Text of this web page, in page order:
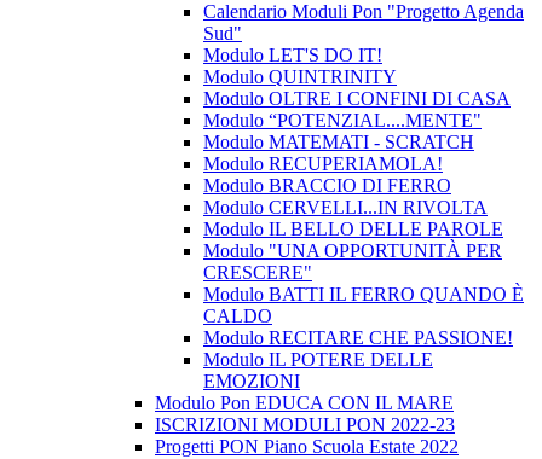
Calendario Moduli Pon "Progetto Agenda
Sud"
Modulo LET'S DO IT!
Modulo QUINTRINITY
Modulo OLTRE I CONFINI DI CASA
Modulo “POTENZIAL....MENTE"
Modulo MATEMATI - SCRATCH
Modulo RECUPERIAMOLA!
Modulo BRACCIO DI FERRO
Modulo CERVELLI...IN RIVOLTA
Modulo IL BELLO DELLE PAROLE
Modulo "UNA OPPORTUNITÀ PER
CRESCERE"
Modulo BATTI IL FERRO QUANDO È
CALDO
Modulo RECITARE CHE PASSIONE!
Modulo IL POTERE DELLE
EMOZIONI
Modulo Pon EDUCA CON IL MARE
ISCRIZIONI MODULI PON 2022-23
Progetti PON Piano Scuola Estate 2022